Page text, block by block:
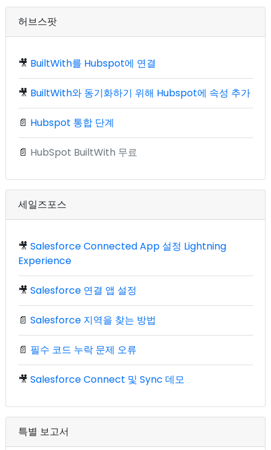
허브스팟
🎥 BuiltWith를 Hubspot에 연결
🎥 BuiltWith와 동기화하기 위해 Hubspot에 속성 추가
📄 Hubspot 통합 단계
📄 HubSpot BuiltWith 무료
세일즈포스
🎥 Salesforce Connected App 설정 Lightning
Experience
🎥 Salesforce 연결 앱 설정
📄 Salesforce 지역을 찾는 방법
📄 필수 코드 누락 문제 오류
🎥 Salesforce Connect 및 Sync 데모
특별 보고서